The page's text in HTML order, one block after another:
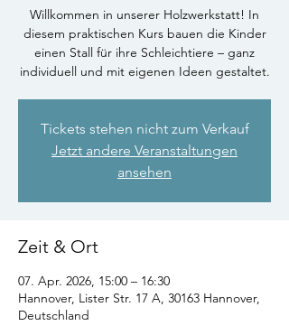
Willkommen in unserer Holzwerkstatt! In
diesem praktischen Kurs bauen die Kinder
einen Stall für ihre Schleichtiere – ganz
individuell und mit eigenen Ideen gestaltet.
Tickets stehen nicht zum Verkauf
Jetzt andere Veranstaltungen
ansehen
Zeit & Ort
07. Apr. 2026, 15:00 – 16:30
Hannover, Lister Str. 17 A, 30163 Hannover,
Deutschland